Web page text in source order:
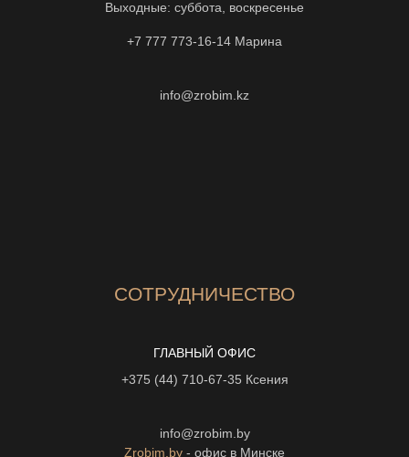
Выходные: суббота, воскресенье
+7 777 773-16-14 Марина
info@zrobim.kz
СОТРУДНИЧЕСТВО
ГЛАВНЫЙ ОФИС
+375 (44) 710-67-35 Ксения
info@zrobim.by
Zrobim.by - офис в Минске